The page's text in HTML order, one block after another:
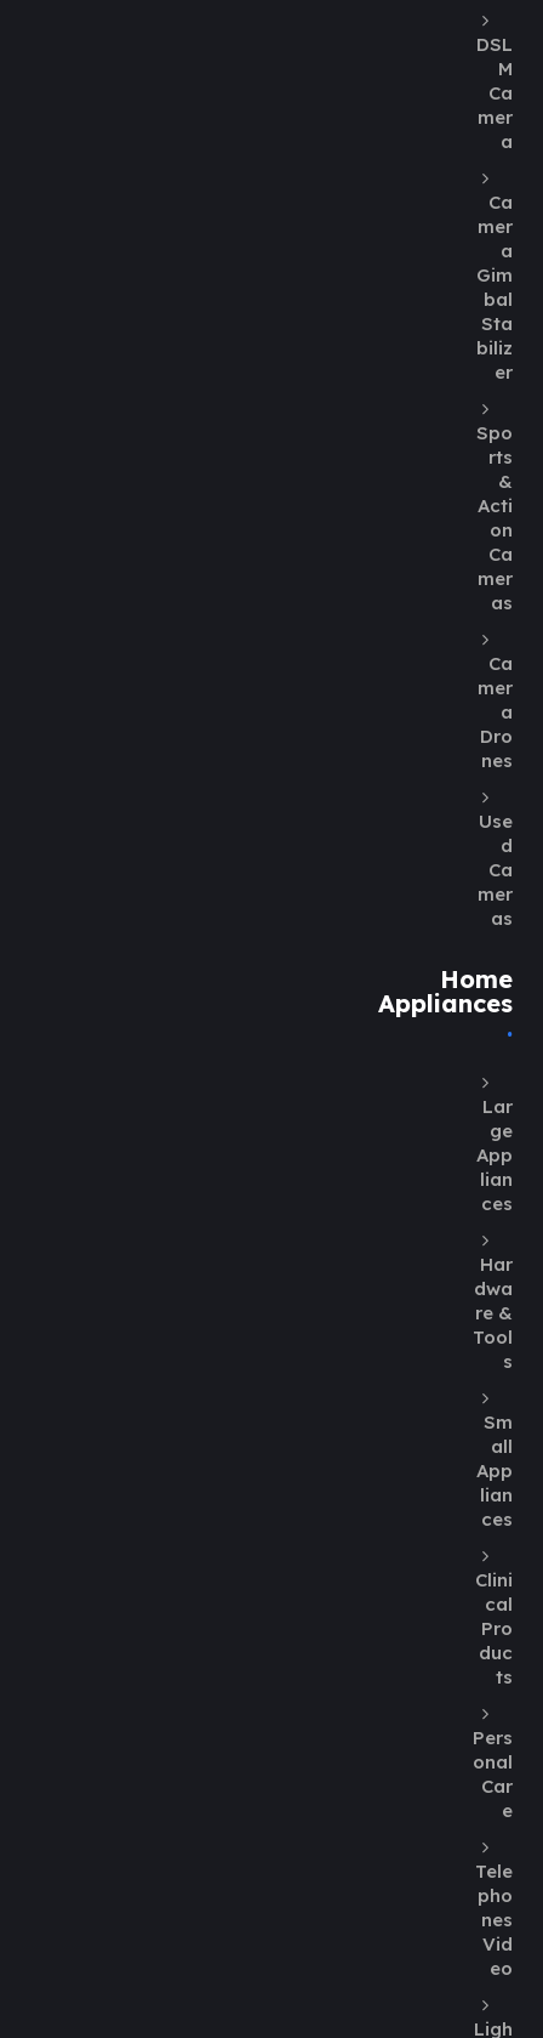
DSL
M
Ca
mer
a
Ca
mer
a
Gim
bal
Sta
biliz
er
Spo
rts
&
Acti
on
Ca
mer
as
Ca
mer
a
Dro
nes
Use
d
Ca
mer
as
Home
Appliances
Lar
ge
App
lian
ces
Har
dwa
re &
Tool
s
Sm
all
App
lian
ces
Clini
cal
Pro
duc
ts
Pers
onal
Car
e
Tele
pho
nes
Vid
eo
Ligh